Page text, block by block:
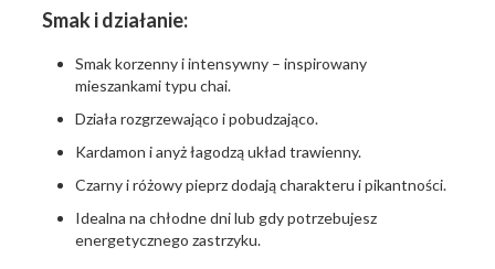
Smak i działanie:
Smak korzenny i intensywny – inspirowany
mieszankami typu chai.
Działa rozgrzewająco i pobudzająco.
Kardamon i anyż łagodzą układ trawienny.
Czarny i różowy pieprz dodają charakteru i pikantności.
Idealna na chłodne dni lub gdy potrzebujesz
energetycznego zastrzyku.